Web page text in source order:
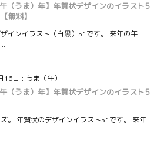
午（うま）年】年賀状デザインのイラスト5
無料】
インイラスト（白黒）51です。 来年の午
16日 : うま（午）
午（うま）年】年賀状デザインのイラスト5
。 年賀状のデザインイラスト51です。 来年